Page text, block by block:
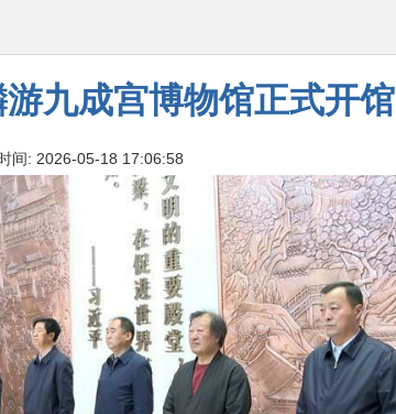
九成宫博物馆正式开馆
间: 2026-05-18 17:06:58